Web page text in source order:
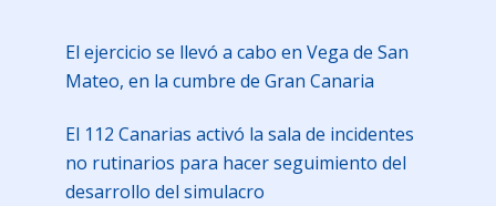
El ejercicio se llevó a cabo en Vega de San
Mateo, en la cumbre de Gran Canaria
El 112 Canarias activó la sala de incidentes
no rutinarios para hacer seguimiento del
desarrollo del simulacro